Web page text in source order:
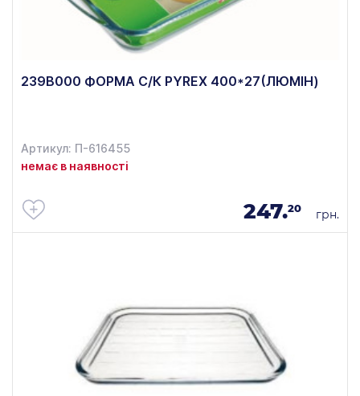
239В000 ФОРМА С/К PYREX 400*27(ЛЮМІН)
Артикул: П-616455
немає в наявності
247.20 грн.